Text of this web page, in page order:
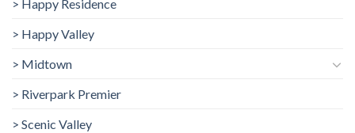
> Happy Residence
> Happy Valley
> Midtown
> Riverpark Premier
> Scenic Valley